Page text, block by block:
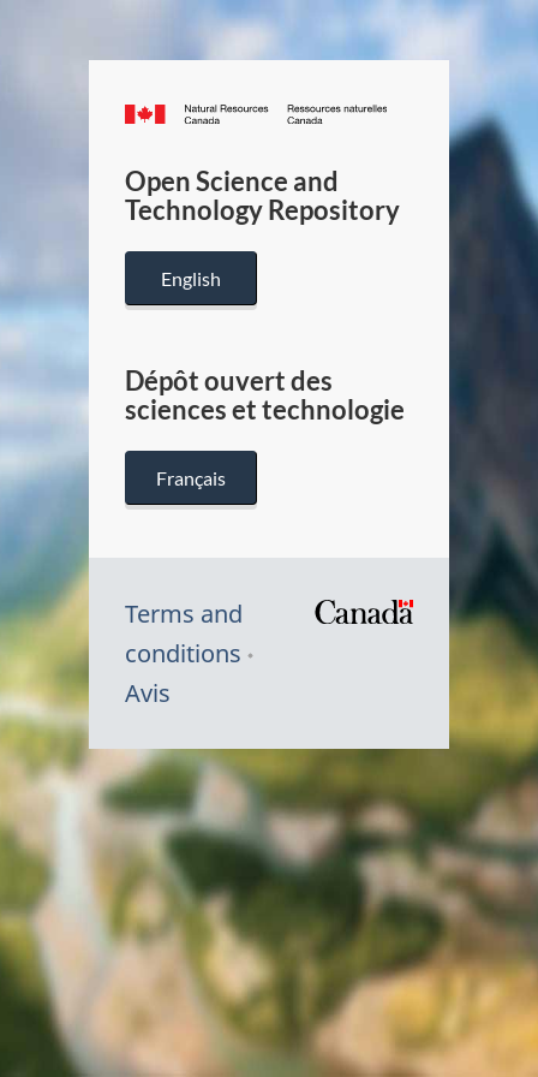
Canada.ca
/
Canada
Open Science and
Technology Repository
English
Dépôt ouvert des
sciences et technologie
Français
Terms and
conditions
Avis
Canada